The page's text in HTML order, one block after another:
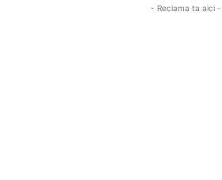
- Reclama ta aici -